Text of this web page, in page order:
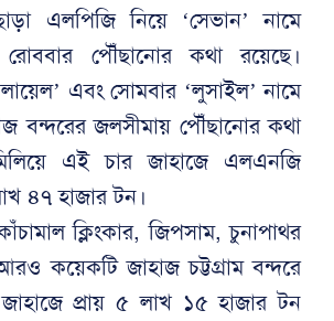
এলপিজি নিয়ে ‘সেভান’ নামে
পৌঁছানোর কথা রয়েছে।
এবং সোমবার ‘লুসাইল’ নামে
বন্দরের জলসীমায় পৌঁছানোর কথা
এই চার জাহাজে এলএনজি
৪৭ হাজার টন।
ক্লিংকার, জিপসাম, চুনাপাথর
কয়েকটি জাহাজ চট্টগ্রাম বন্দরে
প্রায় ৫ লাখ ১৫ হাজার টন